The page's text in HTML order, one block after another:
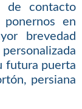
de contacto
ponernos en
brevedad
futura puerta
persiana